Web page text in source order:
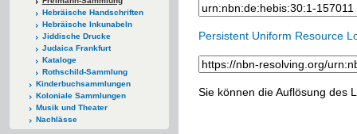
Hebräische Handschriften
Hebräische Inkunabeln
Jiddische Drucke
Judaica Frankfurt
Kataloge
Rothschild-Sammlung
Kinderbuchsammlungen
Koloniale Sammlungen
Musik und Theater
Nachlässe
Persistent Uniform Resource
Sie können die Auflösung des